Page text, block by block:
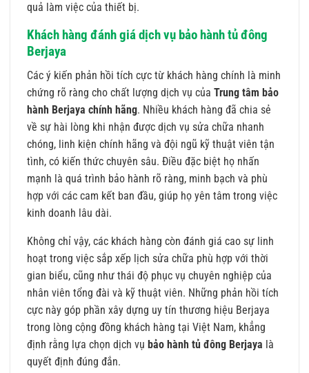
quả làm việc của thiết bị.
Khách hàng đánh giá dịch vụ bảo hành tủ đông
Berjaya
Các ý kiến phản hồi tích cực từ khách hàng chính là minh
chứng rõ ràng cho chất lượng dịch vụ của Trung tâm bảo
hành Berjaya chính hãng. Nhiều khách hàng đã chia sẻ
về sự hài lòng khi nhận được dịch vụ sửa chữa nhanh
chóng, linh kiện chính hãng và đội ngũ kỹ thuật viên tận
tình, có kiến thức chuyên sâu. Điều đặc biệt họ nhấn
mạnh là quá trình bảo hành rõ ràng, minh bạch và phù
hợp với các cam kết ban đầu, giúp họ yên tâm trong việc
kinh doanh lâu dài.
Không chỉ vậy, các khách hàng còn đánh giá cao sự linh
hoạt trong việc sắp xếp lịch sửa chữa phù hợp với thời
gian biểu, cũng như thái độ phục vụ chuyên nghiệp của
nhân viên tổng đài và kỹ thuật viên. Những phản hồi tích
cực này góp phần xây dựng uy tín thương hiệu Berjaya
trong lòng cộng đồng khách hàng tại Việt Nam, khẳng
định rằng lựa chọn dịch vụ bảo hành tủ đông Berjaya là
quyết định đúng đắn.